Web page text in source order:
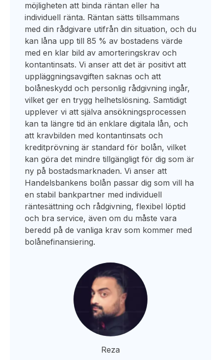
möjligheten att binda räntan eller ha
individuell ränta. Räntan sätts tillsammans
med din rådgivare utifrån din situation, och du
kan låna upp till 85 % av bostadens värde
med en klar bild av amorteringskrav och
kontantinsats. Vi anser att det är positivt att
uppläggningsavgiften saknas och att
bolåneskydd och personlig rådgivning ingår,
vilket ger en trygg helhetslösning. Samtidigt
upplever vi att själva ansökningsprocessen
kan ta längre tid än enklare digitala lån, och
att kravbilden med kontantinsats och
kreditprövning är standard för bolån, vilket
kan göra det mindre tillgängligt för dig som är
ny på bostadsmarknaden. Vi anser att
Handelsbankens bolån passar dig som vill ha
en stabil bankpartner med individuell
räntesättning och rådgivning, flexibel löptid
och bra service, även om du måste vara
beredd på de vanliga krav som kommer med
bolånefinansiering.
Reza